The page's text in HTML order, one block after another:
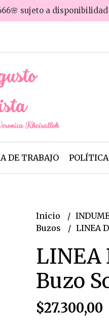
sujeto a
DE TRABAJO
Inicio
Buzos
LINEA
LINEA
Buzo
$27.300,00